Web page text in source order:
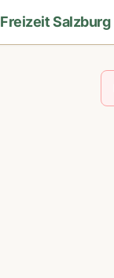
Freizeit Salzburg